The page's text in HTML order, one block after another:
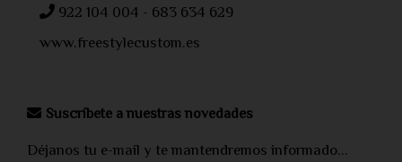
922 104 004 - 683 634 629
www.freestylecustom.es
Suscríbete a nuestras novedades
Déjanos tu e-mail y te mantendremos informado...